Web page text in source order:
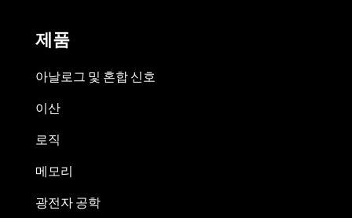
제품
아날로그 및 혼합 신호
이산
로직
메모리
광전자 공학